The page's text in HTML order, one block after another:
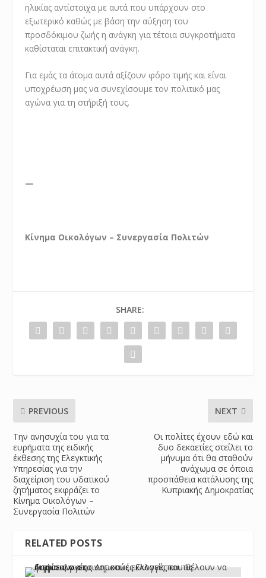
ηλικίας αντίστοιχα με αυτά που υπάρχουν στο
εξωτερικό καθώς με βάση την αύξηση του
προσδόκιμου ζωής η ανάγκη για τέτοια συγκροτήματα
καθίσταται επιτακτική ανάγκη.
Για εμάς τα άτομα αυτά αξίζουν φόρο τιμής και είναι
υποχρέωση μας να συνεχίσουμε τον πολιτικό μας
αγώνα για τη στήριξή τους.
—
Κίνημα Οικολόγων – Συνεργασία Πολιτών
SHARE:
PREVIOUS
Την ανησυχία του για τα
ευρήματα της ειδικής
έκθεσης της Ελεγκτικής
Υπηρεσίας για την
διαχείριση του υδατικού
ζητήματος εκφράζει το
Κίνημα Οικολόγων –
Συνεργασία Πολιτών
NEXT
Οι πολίτες έχουν εδώ και
δυο δεκαετίες στείλει το
μήνυμα ότι θα σταθούν
ανάχωμα σε όποια
προσπάθεια κατάλυσης της
Κυπριακής Δημοκρατίας
RELATED POSTS